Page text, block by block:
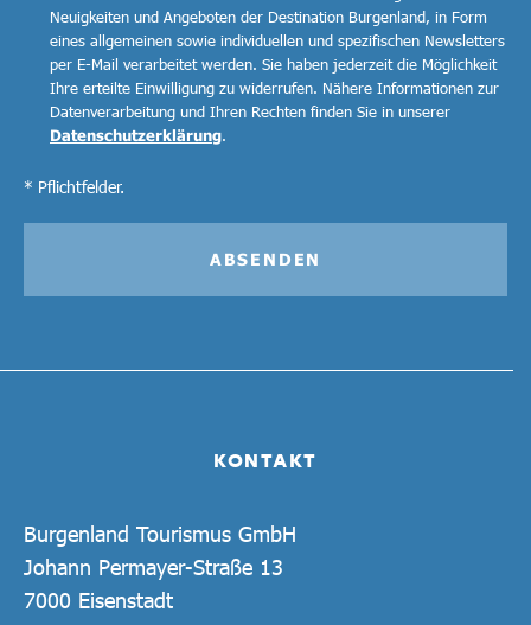
KONTAKT
Burgenland Tourismus GmbH
Johann Permayer-Straße 13
7000 Eisenstadt
Neuigkeiten und Angeboten der Destination Burgenland, in Form
eines allgemeinen sowie individuellen und spezifischen Newsletters
per E-Mail verarbeitet werden. Sie haben jederzeit die Möglichkeit
Ihre erteilte Einwilligung zu widerrufen. Nähere Informationen zur
Datenverarbeitung und Ihren Rechten finden Sie in unserer
Datenschutzerklärung.
* Pflichtfelder.
ABSENDEN